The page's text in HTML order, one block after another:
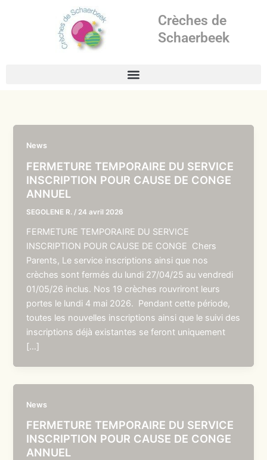
Crèches de
Schaerbeek
News
FERMETURE TEMPORAIRE DU SERVICE
INSCRIPTION POUR CAUSE DE CONGE
ANNUEL
SEGOLENE R. / 24 avril 2026
FERMETURE TEMPORAIRE DU SERVICE
INSCRIPTION POUR CAUSE DE CONGE Chers
Parents, Le service inscriptions ainsi que nos
crèches sont fermés du lundi 27/04/25 au vendredi
01/05/26 inclus. Nos 19 crèches rouvriront leurs
portes le lundi 4 mai 2026. Pendant cette période,
toutes les nouvelles inscriptions ainsi que le suivi des
inscriptions déjà existantes se feront uniquement
[…]
News
FERMETURE TEMPORAIRE DU SERVICE
INSCRIPTION POUR CAUSE DE CONGE
ANNUEL